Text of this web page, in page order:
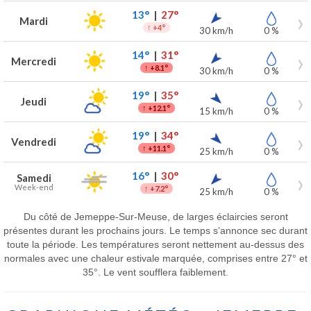
Mardi 13°| 27°
↑ +4° 30 km/h 0 %
Mercredi 14°| 31°
↑ +8.1° 30 km/h 0 %
Jeudi 19°| 35°
↑ +12.1° 15 km/h 0 %
Vendredi 19°| 34°
↑ +11.1° 25 km/h 0 %
Samedi
Week-end
16°| 30°
↑ +7.2° 25 km/h 0 %
Du côté de Jemeppe-Sur-Meuse, de larges éclaircies seront
présentes durant les prochains jours. Le temps s’annonce sec durant
toute la période. Les températures seront nettement au-dessus des
normales avec une chaleur estivale marquée, comprises entre 27° et
35°. Le vent soufflera faiblement.